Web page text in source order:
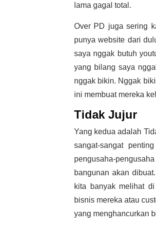
lama gagal total.
Over PD juga sering
punya website dari
saya nggak butuh
yang bilang saya
nggak bikin. Nggak
ini membuat mereka
Tidak Jujur
Yang kedua adalah
sangat-sangat
pengusaha-
bangunan akan
kita banyak melihat
bisnis mereka atau
yang menghancurkan